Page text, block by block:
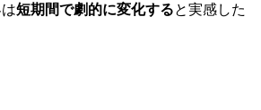
短期間で劇的に変化すると実感した